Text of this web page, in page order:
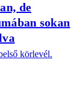
de
sokan
körlevél.